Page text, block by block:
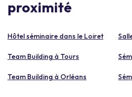
proximité
Hôtel séminaire dans le Loiret
Team Building à Tours
Team Building à Orléans